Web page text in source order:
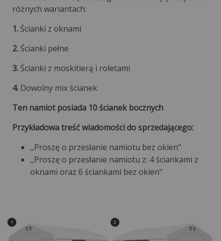
różnych wariantach:
1. Ścianki z oknami
2. Ścianki pełne
3. Ścianki z moskitierą i roletami
4. Dowolny mix ścianek
Ten namiot posiada 10 ścianek bocznych
Przykładowa treść wiadomości do sprzedającego:
,,Proszę o przesłanie namiotu bez okien"
,,Proszę o przesłanie namiotu z: 4 ściankami z
oknami oraz 6 ściankami bez okien"